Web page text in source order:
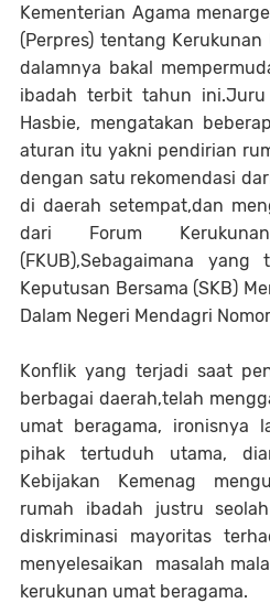
Kementerian Agama
(Perpres) tentang
dalamnya bakal
ibadah terbit tahun ini.Juru
Hasbie, mengatakan
aturan itu yakni pendirian
dengan satu rekomendasi
di daerah setempat,dan
dari Forum
(FKUB),Sebagaimana
Keputusan Bersama (SKB)
Dalam Negeri Mendagri
Konflik yang terjadi saat
berbagai daerah,telah
umat beragama, ironisnya
pihak tertuduh utama,
Kebijakan Kemenag
rumah ibadah justru
diskriminasi mayoritas
menyelesaikan masalah
kerukunan umat beragama.